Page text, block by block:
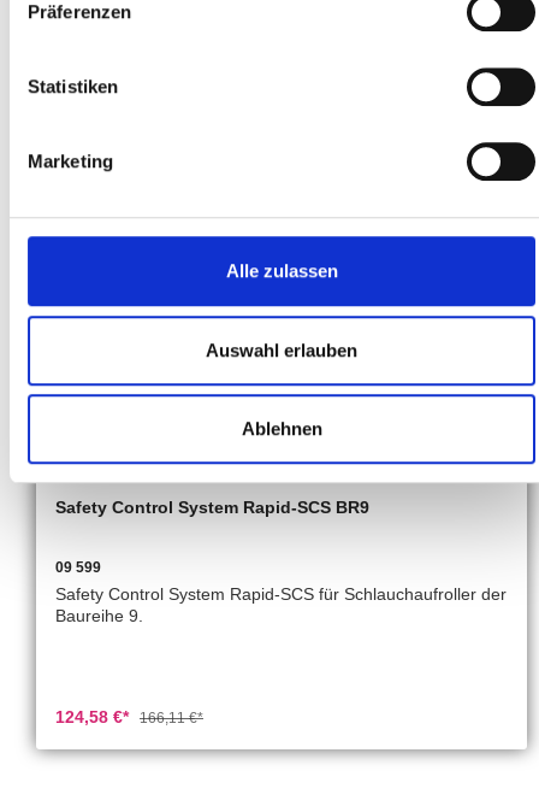
Präferenzen
Statistiken
Marketing
Alle zulassen
Auswahl erlauben
Ablehnen
Safety Control System Rapid-SCS BR9
09 599
Safety Control System Rapid-SCS für Schlauchaufroller der
Baureihe 9.
124,58 €* 166,11 €*